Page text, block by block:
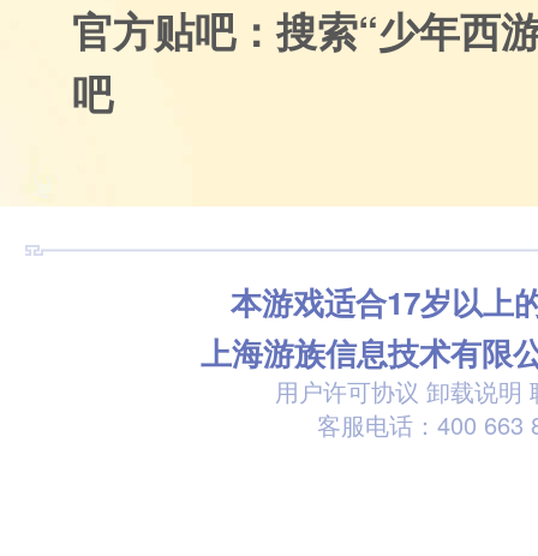
官方贴吧：搜索“少年西
吧
本游戏适合17岁以上
上海游族信息技术有限
用户许可协议 卸载说明
客服电话：400 663